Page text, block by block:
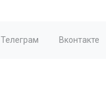
Телеграм Вконтакте